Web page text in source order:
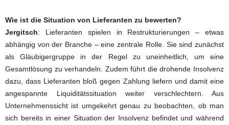
Wie ist die Situation von Lieferanten zu bewerten?
Jergitsch: Lieferanten spielen in Restrukturierungen – etwas
abhängig von der Branche – eine zentrale Rolle. Sie sind zunächst
als Gläubigergruppe in der Regel zu uneinheitlich, um eine
Gesamtlösung zu verhandeln. Zudem führt die drohende Insolvenz
dazu, dass Lieferanten bloß gegen Zahlung liefern und damit eine
angespannte Liquiditätssituation weiter verschlechtern. Aus
Unternehmenssicht ist umgekehrt genau zu beobachten, ob man
sich bereits in einer Situation der Insolvenz befindet und während